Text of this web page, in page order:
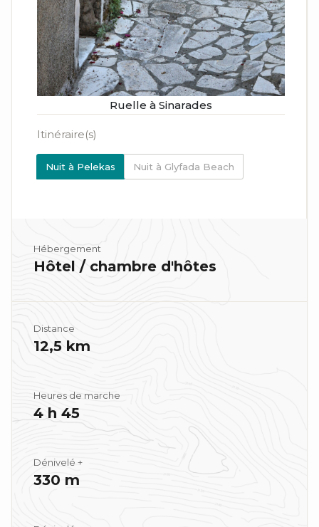
Ruelle à Sinarades
Itinéraire(s)
Nuit à Pelekas Nuit à Glyfada Beach
Hébergement
Hôtel / chambre d'hôtes
Distance
12,5 km
Heures de marche
4 h 45
Dénivelé +
330 m